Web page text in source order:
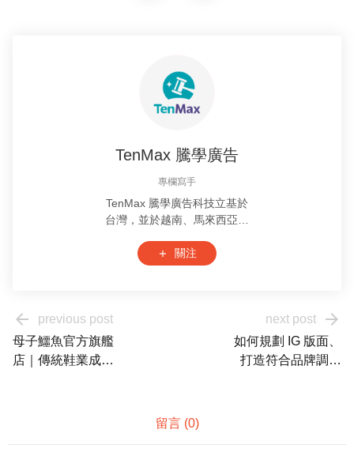
TenMax 騰學廣告
專欄寫手
TenMax 騰學廣告科技立基於
台灣，並於越南、馬來西亞設
技術的自主研發與行銷應用，
擁有豐富的數位廣告實戰經
許透過不斷厚植專業與技術
力，善用數據創造價值，幫助
add 關注
arrow_back
previous post
母子鱷魚官方旗艦
店｜傳統鞋業成功
arrow_forward
next post
如何規劃 IG 版面、
打造符合品牌調性
留言 (0)